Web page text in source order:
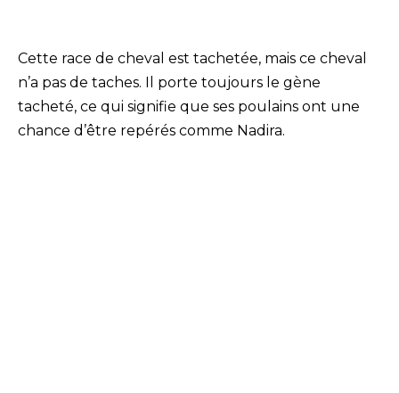
Cette race de cheval est tachetée, mais ce cheval
n’a pas de taches. Il porte toujours le gène
tacheté, ce qui signifie que ses poulains ont une
chance d’être repérés comme Nadira.